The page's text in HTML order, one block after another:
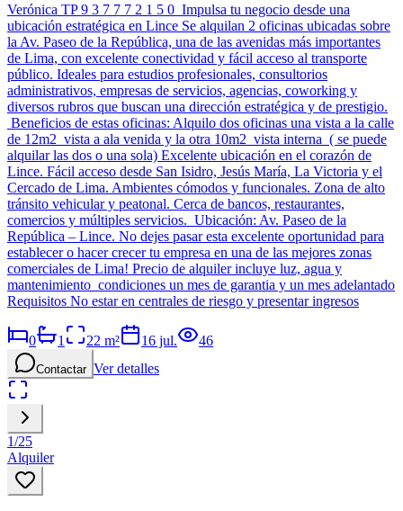
Verónica TP 9 3 7 7 7 2 1 5 0 Impulsa tu negocio desde una
ubicación estratégica en Lince Se alquilan 2 oficinas ubicadas sobre
la Av. Paseo de la República, una de las avenidas más importantes
de Lima, con excelente conectividad y fácil acceso al transporte
público. Ideales para estudios profesionales, consultorios
administrativos, empresas de servicios, agencias, coworking y
diversos rubros que buscan una dirección estratégica y de prestigio.
Beneficios de estas oficinas: Alquilo dos oficinas una vista a la calle
de 12m2 vista a ala venida y la otra 10m2 vista interna ( se puede
alquilar las dos o una sola) Excelente ubicación en el corazón de
Lince. Fácil acceso desde San Isidro, Jesús María, La Victoria y el
Cercado de Lima. Ambientes cómodos y funcionales. Zona de alto
tránsito vehicular y peatonal. Cerca de bancos, restaurantes,
comercios y múltiples servicios. Ubicación: Av. Paseo de la
República – Lince. No dejes pasar esta excelente oportunidad para
establecer o hacer crecer tu empresa en una de las mejores zonas
comerciales de Lima! Precio de alquiler incluye luz, agua y
mantenimiento condiciones un mes de garantia y un mes adelantado
Requisitos No estar en centrales de riesgo y presentar ingresos
0 1 22 m² 16 jul. 46
Contactar Ver detalles
1/25
Alquiler